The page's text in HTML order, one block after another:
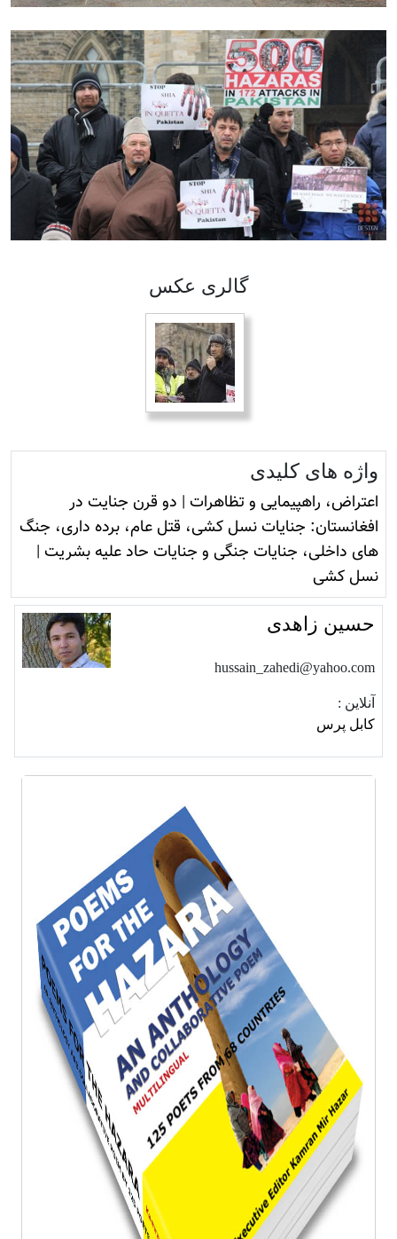
گالری عکس
واژه های کلیدی
اعتراض، راهپیمایی و تظاهرات | دو قرن جنایت در
افغانستان: جنایات نسل کشی، قتل عام، برده داری، جنگ
های داخلی، جنایات جنگی و جنایات حاد علیه بشریت |
نسل کشی
حسين زاهدی
hussain_zahedi@yahoo.com
آنلاین :
کابل پرس